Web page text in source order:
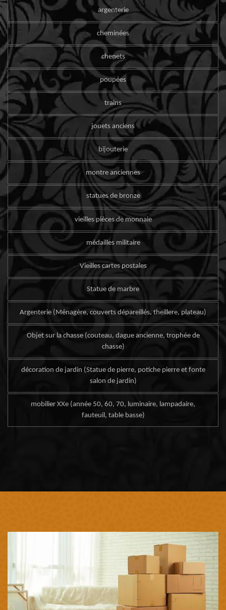
argenterie
cheminées
chenets
poupées
trains
jouets anciens
bijouterie
montre anciennes
statues de bronze
vieilles pièces de monnaie
médailles militaire
Vieilles cartes postales
Statue de marbre
Argenterie (Ménagère, couverts dépareillés, theillere, plateau)
Objet sur la chasse (couteau, dague ancienne, trophée de
chasse)
décoration de jardin (Statue de pierre, potiche pierre et fonte
salon de jardin)
mobilier XXe (année 50, 60, 70, luminaire, lampadaire,
fauteuil, table basse)